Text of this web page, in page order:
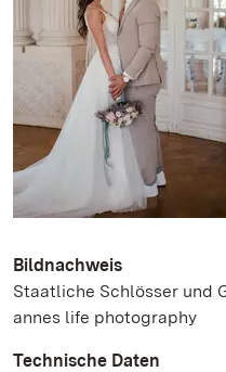
Bildnachweis
Staatliche Schlösser und
annes life photography
Technische Daten